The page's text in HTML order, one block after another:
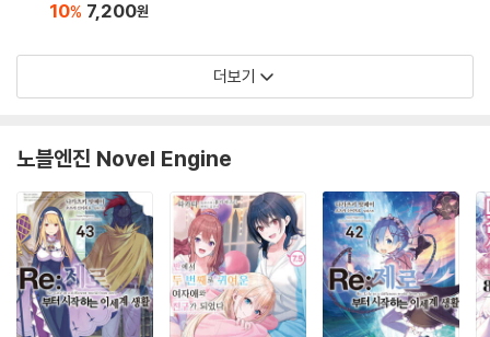
10% 7,200원
더보기
노블엔진 Novel Engine